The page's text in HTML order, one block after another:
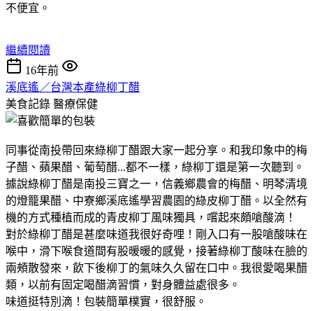
不便宜。
繼續閱讀
16年前
溪底遙／台灣本產綠柳丁醋
美食記錄 醫療保健
同事從南投帶回來綠柳丁醋跟大家一起分享。和我印象中的梅
子醋、蘋果醋、葡萄醋...都不一樣，綠柳丁還是第一次聽到。
據說綠柳丁醋是南投三寶之一，信義鄉農會的梅醋、明琴清境
的燈籠果醋、中寮鄉溪底遙學習農園的綠皮柳丁醋。以全然有
機的方式種植而成的青皮柳丁風味獨具，嚐起來頗嗆酸滴！
對於綠柳丁醋是甚麼味道我很好奇哩！剛入口有一股嗆酸味在
喉中，滑下喉食道間有股暖暖的感覺，接著綠柳丁酸味在臉的
兩頰散發來，飲下後柳丁的氣味久久留在口中。我很愛喝果醋
類，以前有固定喝醋滴習慣，對身體益處很多。
味道挺特別滴！包裝簡單樸實，很舒服。